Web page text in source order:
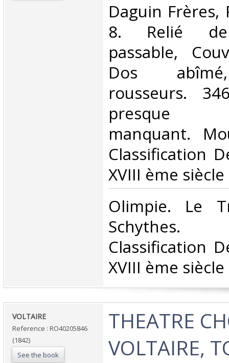
‎Daguin Frères,
8. Relié
passable,
Dos
rousseurs.
presque
manquant.
Classification
XVIII ème siècle‎
‎Olimpie. Le
Schythes.
Classification
XVIII ème siècle‎
‎VOLTAIRE‎
Reference : RO40205846
(1842)
See the book
‎THEATRE
VOLTAIRE,